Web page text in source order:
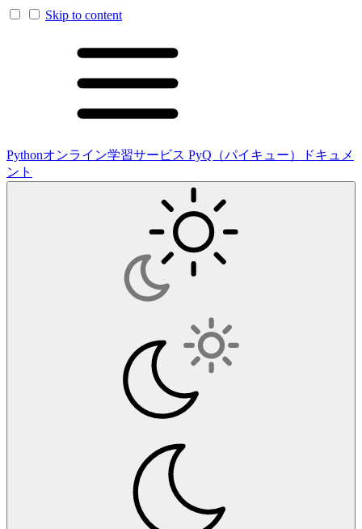
Skip to content
Pythonオンライン学習サービス PyQ（パイキュー）ドキュメ
ント